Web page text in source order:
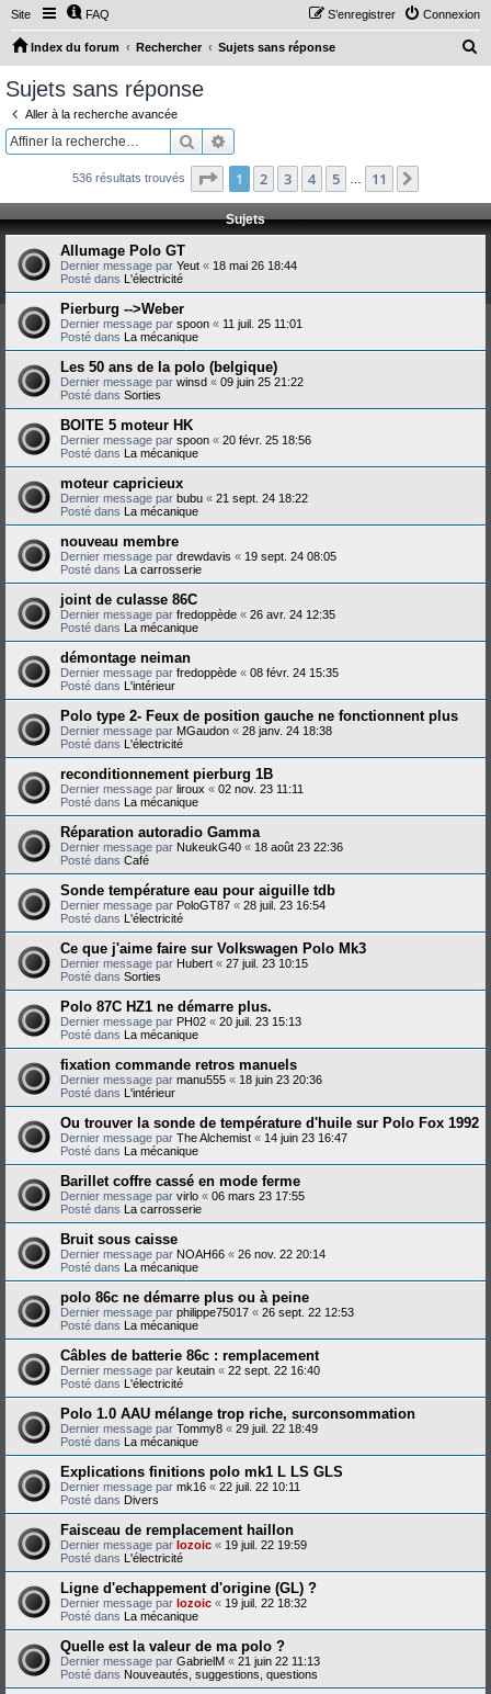
Site FAQ Connexion
S’enregistrer
Index du forum Rechercher Sujets sans réponse
c
h
Sujets sans réponse
Aller à la recherche avancée
Rechercher
536 résultats trouvés Page 1sur11
1 2 3 4 5 11
Sujets
Allumage Polo GT
Dernier message par Yeut « 18 mai 26 18:44
Posté dans L'électricité
Pierburg -->Weber
Dernier message par spoon « 11 juil. 25 11:01
Posté dans La mécanique
Les 50 ans de la polo (belgique)
Dernier message par winsd « 09 juin 25 21:22
Posté dans Sorties
BOITE 5 moteur HK
Dernier message par spoon « 20 févr. 25 18:56
Posté dans La mécanique
moteur capricieux
Dernier message par bubu « 21 sept. 24 18:22
Posté dans La mécanique
nouveau membre
Dernier message par drewdavis « 19 sept. 24 08:05
Posté dans La carrosserie
joint de culasse 86C
Dernier message par fredoppède « 26 avr. 24 12:35
Posté dans La mécanique
démontage neiman
Dernier message par fredoppède « 08 févr. 24 15:35
Posté dans L'intérieur
Polo type 2- Feux de position gauche ne fonctionnent plus
Dernier message par MGaudon « 28 janv. 24 18:38
Posté dans L'électricité
reconditionnement pierburg 1B
Dernier message par liroux « 02 nov. 23 11:11
Posté dans La mécanique
Réparation autoradio Gamma
Dernier message par NukeukG40 « 18 août 23 22:36
Posté dans Café
Sonde température eau pour aiguille tdb
Dernier message par PoloGT87 « 28 juil. 23 16:54
Posté dans L'électricité
Ce que j'aime faire sur Volkswagen Polo Mk3
Dernier message par Hubert « 27 juil. 23 10:15
Posté dans Sorties
Polo 87C HZ1 ne démarre plus.
Dernier message par PH02 « 20 juil. 23 15:13
Posté dans La mécanique
fixation commande retros manuels
Dernier message par manu555 « 18 juin 23 20:36
Posté dans L'intérieur
Ou trouver la sonde de température d'huile sur Polo Fox 1992
Dernier message par The Alchemist « 14 juin 23 16:47
Posté dans La mécanique
Barillet coffre cassé en mode ferme
Dernier message par virlo « 06 mars 23 17:55
Posté dans La carrosserie
Bruit sous caisse
Dernier message par NOAH66 « 26 nov. 22 20:14
Posté dans La mécanique
polo 86c ne démarre plus ou à peine
Dernier message par philippe75017 « 26 sept. 22 12:53
Posté dans La mécanique
Câbles de batterie 86c : remplacement
Dernier message par keutain « 22 sept. 22 16:40
Posté dans L'électricité
Polo 1.0 AAU mélange trop riche, surconsommation
Dernier message par Tommy8 « 29 juil. 22 18:49
Posté dans La mécanique
Explications finitions polo mk1 L LS GLS
Dernier message par mk16 « 22 juil. 22 10:11
Posté dans Divers
Faisceau de remplacement haillon
Dernier message par lozoic « 19 juil. 22 19:59
Posté dans L'électricité
Ligne d'echappement d'origine (GL) ?
Dernier message par lozoic « 19 juil. 22 18:32
Posté dans La mécanique
Quelle est la valeur de ma polo ?
Dernier message par GabrielM « 21 juin 22 11:13
Posté dans Nouveautés, suggestions, questions